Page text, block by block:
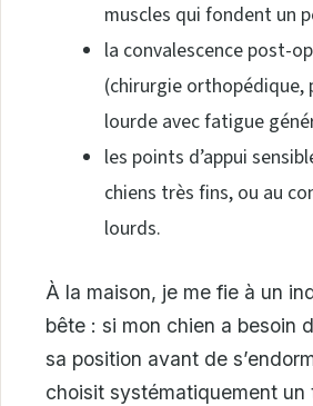
muscles qui fondent un
la convalescence post-
(chirurgie orthopédique,
lourde avec fatigue
les points d’appui
chiens très fins, ou au
lourds.
À la maison, je me fie à un
bête : si mon chien a besoin
sa position avant de
choisit systématiquement un